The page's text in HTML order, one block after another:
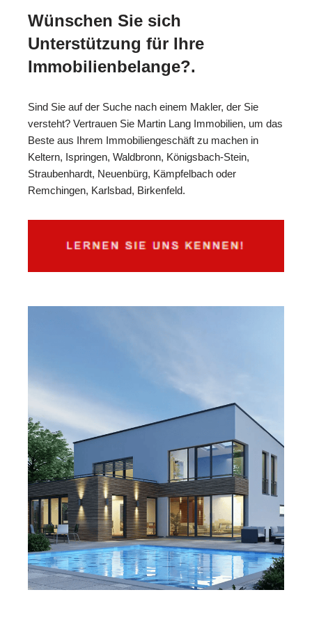
Wünschen Sie sich
Unterstützung für Ihre
Immobilienbelange?.
Sind Sie auf der Suche nach einem Makler, der Sie
versteht? Vertrauen Sie Martin Lang Immobilien, um das
Beste aus Ihrem Immobiliengeschäft zu machen in
Keltern, Ispringen, Waldbronn, Königsbach-Stein,
Straubenhardt, Neuenbürg, Kämpfelbach oder
Remchingen, Karlsbad, Birkenfeld.